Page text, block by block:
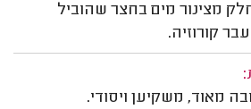
מצינור מים בחצר שהוביל
קורוזיה.
מאוד, משקיען ויסודי.